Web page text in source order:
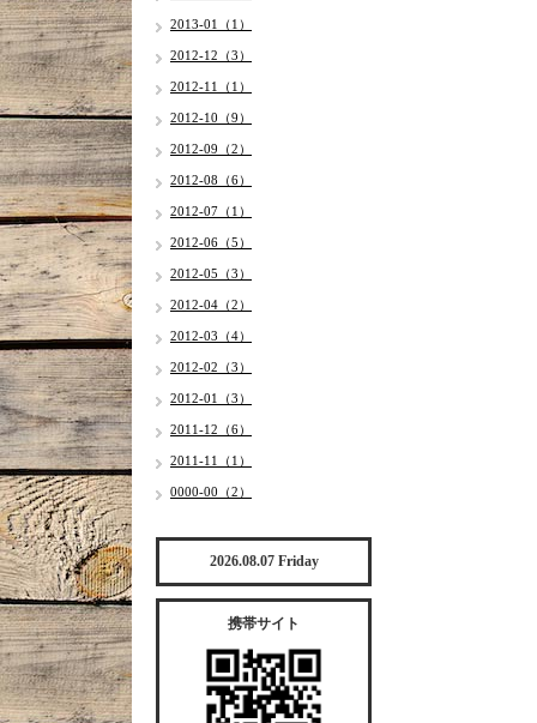
2013-01（1）
2012-12（3）
2012-11（1）
2012-10（9）
2012-09（2）
2012-08（6）
2012-07（1）
2012-06（5）
2012-05（3）
2012-04（2）
2012-03（4）
2012-02（3）
2012-01（3）
2011-12（6）
2011-11（1）
0000-00（2）
2026.08.07 Friday
携帯サイト